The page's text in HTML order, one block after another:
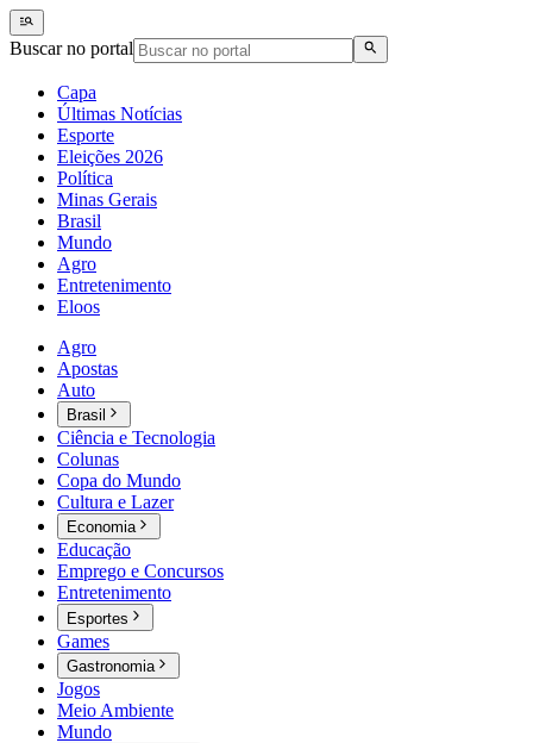
Buscar no portal
Capa
Últimas Notícias
Esporte
Eleições 2026
Política
Minas Gerais
Brasil
Mundo
Agro
Entretenimento
Eloos
Agro
Apostas
Auto
Brasil
Ciência e Tecnologia
Colunas
Copa do Mundo
Cultura e Lazer
Economia
Educação
Emprego e Concursos
Entretenimento
Esportes
Games
Gastronomia
Jogos
Meio Ambiente
Mundo